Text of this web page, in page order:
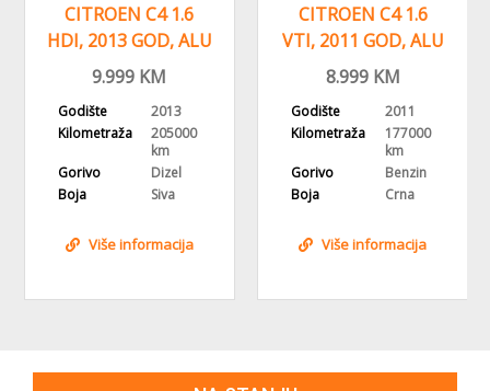
CITROEN C4 1.6
HDI, 2013 GOD, ALU
FELGE, KLIMA,
9.999 KM
Godište
2013
Kilometraža
205000
km
Gorivo
Dizel
Boja
Siva
Više informacija
CITROEN C4 1.6
VTI, 2011 GOD, ALU
FELGE, KLIMA
8.999KM
Godište
2011
Kilometraža
177000
km
Gorivo
Benzin
Boja
Crna
Više informacija